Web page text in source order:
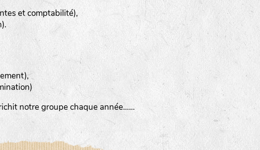
et comptabilité),
notre groupe chaque année……
animée par Anne DEVOUGE
THEORIQUE autour du jardinage, biodynamie, la graine…
pour profiter des chemins bucoliques des environs
: cuisine, vannerie, inventaires sur notre domaine avec un expert